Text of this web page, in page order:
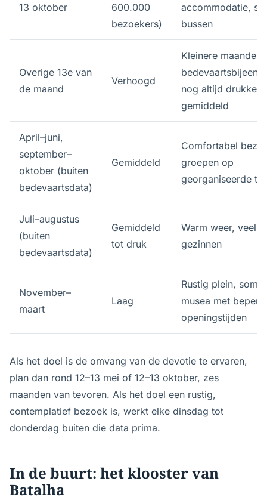
13 oktober
600.000
bezoekers)
accommodatie,
bussen
Overige 13e van
de maand
Verhoogd
Kleinere
nog altijd drukker
gemiddeld
April–juni,
september–
oktober (buiten
bedevaartsdata)
Gemiddeld
Comfortabel
groepen op
georganiseerde
Juli–augustus
(buiten
bedevaartsdata)
Gemiddeld
tot druk
Warm weer, veel
gezinnen
November–
maart
Laag
Rustig plein,
musea met
openingstijden
Als het doel is de omvang van de devotie te ervaren,
plan dan rond 12–13 mei of 12–13 oktober, zes
maanden van tevoren. Als het doel een rustig,
contemplatief bezoek is, werkt elke dinsdag tot
donderdag buiten die data prima.
In de buurt: het klooster van
Batalha